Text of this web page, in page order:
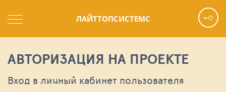
ЛАЙТТОПСИСТЕМС
АВТОРИЗАЦИЯ НА ПРОЕКТЕ
Вход в личный кабинет пользователя